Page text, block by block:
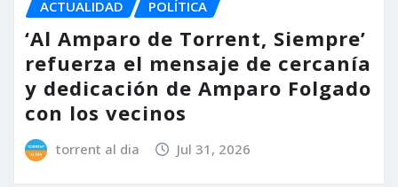
ACTUALIDAD POLÍTICA
‘Al Amparo de Torrent, Siempre’
refuerza el mensaje de cercanía
y dedicación de Amparo Folgado
con los vecinos
torrent al dia Jul 31, 2026